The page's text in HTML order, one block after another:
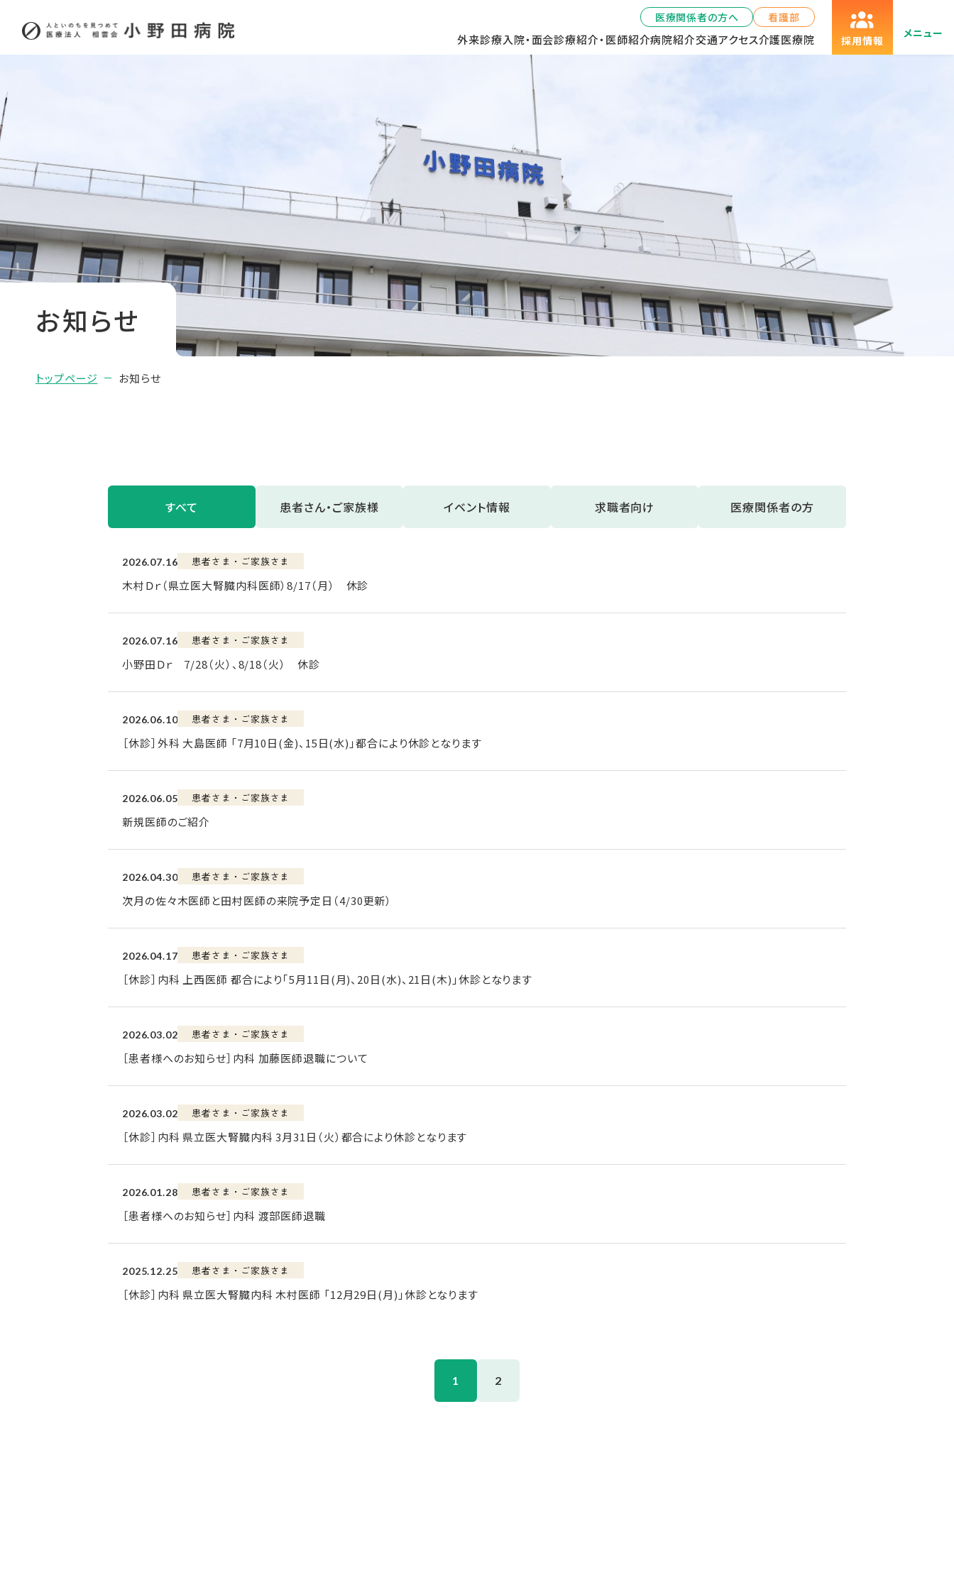
医療関係者の方へ 看護部
外来診療入院・面会診療紹介・医師紹介病院紹介交通アクセス介護医療院 採用情報
メニュー
お知らせ
トップページ お知らせ
すべて 患者さん・ご家族様 イベント情報 求職者向け 医療関係者の方
2026.07.16 患者さま・ご家族さま
木村Ｄｒ（県立医大腎臓内科医師）8/17（月） 休診
2026.07.16 患者さま・ご家族さま
小野田Ｄｒ 7/28（火）、8/18（火） 休診
2026.06.10 患者さま・ご家族さま
［休診］外科 大島医師 「7月10日(金)、15日(水)」都合により休診となります
2026.06.05 患者さま・ご家族さま
新規医師のご紹介
2026.04.30 患者さま・ご家族さま
次月の佐々木医師と田村医師の来院予定日（4/30更新）
2026.04.17 患者さま・ご家族さま
［休診］内科 上西医師 都合により｢5月11日(月)、20日(水)、21日(木)｣休診となります
2026.03.02 患者さま・ご家族さま
［患者様へのお知らせ］内科 加藤医師退職について
2026.03.02 患者さま・ご家族さま
［休診］内科 県立医大腎臓内科 3月31日（火）都合により休診となります
2026.01.28 患者さま・ご家族さま
［患者様へのお知らせ］内科 渡部医師退職
2025.12.25 患者さま・ご家族さま
［休診］内科 県立医大腎臓内科 木村医師 「12月29日(月)」休診となります
1 2